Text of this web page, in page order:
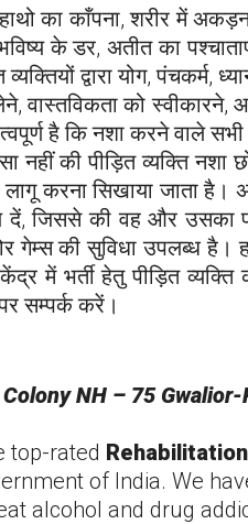
हाथो का काँपना, शरीर में
भविष्य के डर, अतीत का
द्वारा योग, पंचकर्म,
वास्तविकता को
है कि नशा करने वाले
नहीं की पीड़ित व्यक्ति
सिखाया जाता है।
की वह और उसका
गेम्स की सुविधा उपलब्ध है।
में भर्ती हेतु पीड़ित
सम्पर्क करें।
NH – 75 Gwalior-
top-rated
of India. We
alcohol and drug